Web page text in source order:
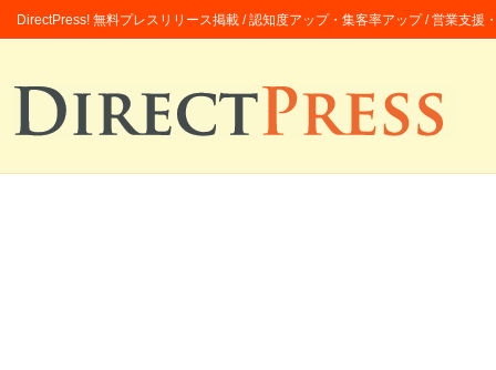
DirectPress! 無料プレスリリース掲載 / 認知度アップ・集客率アップ / 営業支援